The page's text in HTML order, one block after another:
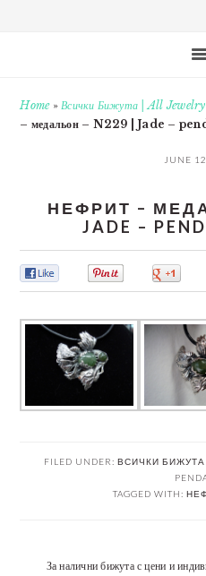
Home»Всички Бижута | All Jewelry
– медальон – N229 | Jade –
JUNE
НЕФРИТ –
JADE –
FILED UNDER: ВСИЧКИ БИЖУТА |
TAGGED WITH:
За налични бижута с цени и